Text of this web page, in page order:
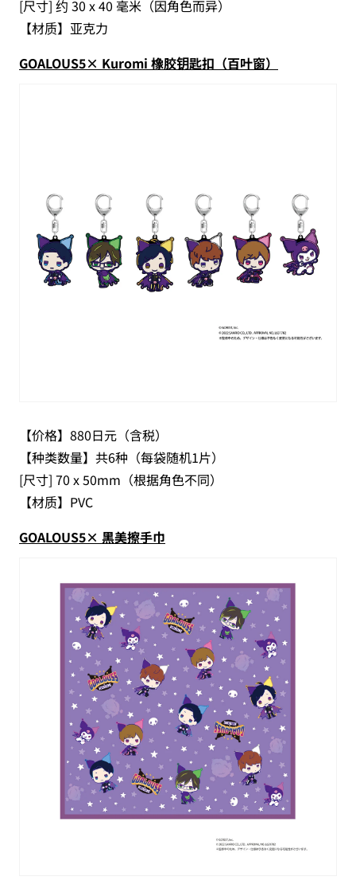
[尺寸] 约 30 x 40 毫米（因角色而异）
【材质】亚克力
GOALOUS5× Kuromi 橡胶钥匙扣（百叶窗）
【价格】880日元（含税）
【种类数量】共6种（每袋随机1片）
[尺寸] 70 x 50mm（根据角色不同）
【材质】PVC
GOALOUS5× 黑美擦手巾